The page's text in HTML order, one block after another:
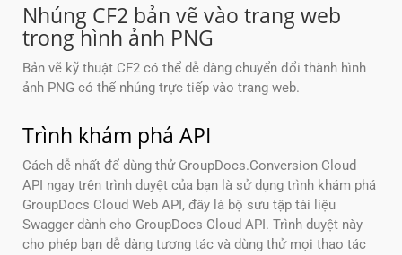
Nhúng CF2 bản vẽ vào trang web
trong hình ảnh PNG
Bản vẽ kỹ thuật CF2 có thể dễ dàng chuyển đổi thành hình
ảnh PNG có thể nhúng trực tiếp vào trang web.
Trình khám phá API
Cách dễ nhất để dùng thử GroupDocs.Conversion Cloud
API ngay trên trình duyệt của bạn là sử dụng trình khám phá
GroupDocs Cloud Web API, đây là bộ sưu tập tài liệu
Swagger dành cho GroupDocs Cloud API. Trình duyệt này
cho phép bạn dễ dàng tương tác và dùng thử mọi thao tác